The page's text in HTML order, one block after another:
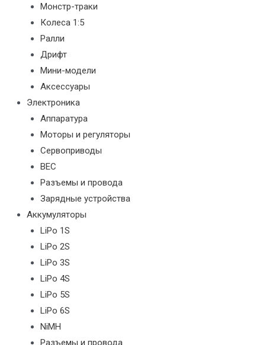
Монстр-траки
Колеса 1:5
Ралли
Дрифт
Мини-модели
Аксессуары
Электроника
Аппаратура
Моторы и регуляторы
Сервоприводы
BEC
Разъемы и провода
Зарядные устройства
Аккумуляторы
LiPo 1S
LiPo 2S
LiPo 3S
LiPo 4S
LiPo 5S
LiPo 6S
NiMH
Разъемы и провода